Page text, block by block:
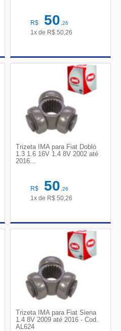
R$ 50,26
1x de R$ 50,26
Trizeta IMA para Fiat Doblò
1.3 1.6 16V 1.4 8V 2002 até
2016...
R$ 50,26
1x de R$ 50,26
Trizeta IMA para Fiat Siena
1.4 8V 2009 até 2016 - Cod.
AL624